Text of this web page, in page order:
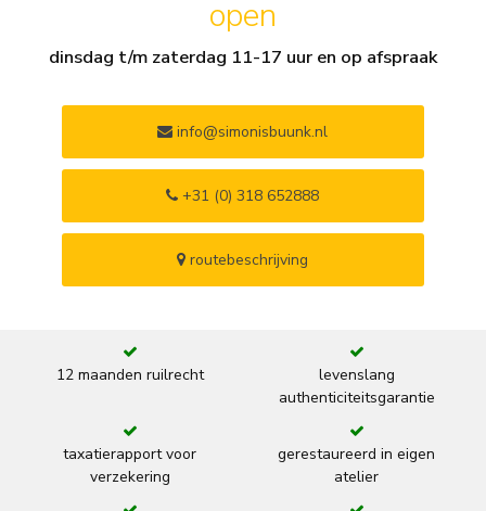
open
dinsdag t/m zaterdag 11-17 uur en op afspraak
info@simonisbuunk.nl
+31 (0) 318 652888
routebeschrijving
12 maanden ruilrecht
levenslang
authenticiteitsgarantie
taxatierapport voor
verzekering
gerestaureerd in eigen
atelier